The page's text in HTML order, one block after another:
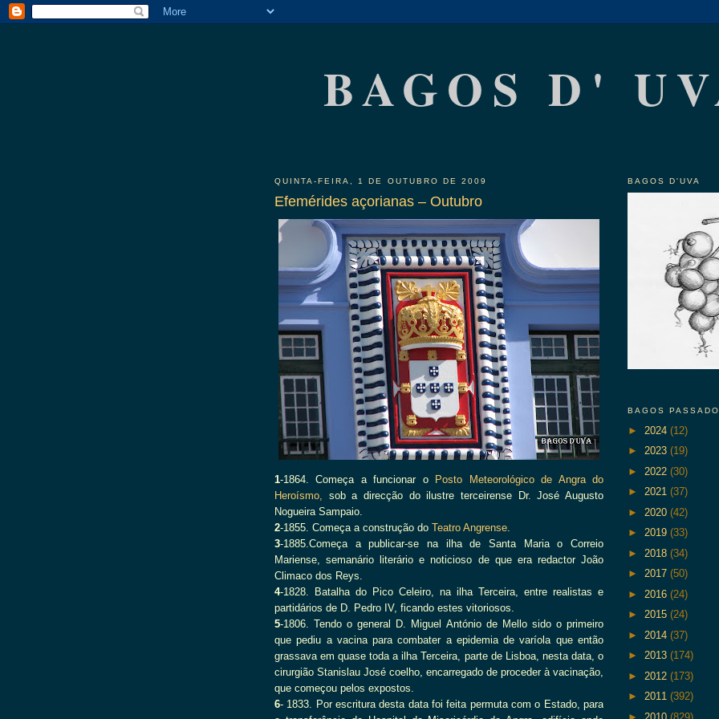
BAGOS D'
QUINTA-FEIRA, 1 DE OUTUBRO DE 2009
Efemérides açorianas – Outubro
1-1864. Começa a funcionar o
Posto Meteorológico de Angra do
Heroísmo, sob a direcção do ilustre terceirense Dr. José Augusto
Nogueira Sampaio.
2-1855. Começa a construção do Teatro Angrense.
3-1885.Começa a publicar-se na ilha de Santa Maria o Correio
Mariense, semanário literário e noticioso de que era redactor João
Climaco dos Reys.
4-1828. Batalha do Pico Celeiro, na ilha Terceira, entre realistas e
partidários de D. Pedro IV, ficando estes vitoriosos.
5-1806. Tendo o general D. Miguel António de Mello sido o primeiro
que pediu a vacina para combater a epidemia de varíola que então
grassava em quase toda a ilha Terceira, parte de Lisboa, nesta data, o
cirurgião Stanislau José coelho, encarregado de proceder à vacinação,
que começou pelos expostos.
6- 1833. Por escritura desta data foi feita permuta com o Estado, para
BAGOS D'UVA
BAGOS
► 2024 (12)
► 2023 (19)
► 2022 (30)
► 2021 (37)
► 2020 (42)
► 2019 (33)
► 2018 (34)
► 2017 (50)
► 2016 (24)
► 2015 (24)
► 2014 (37)
► 2013 (174)
► 2012 (173)
► 2011 (392)